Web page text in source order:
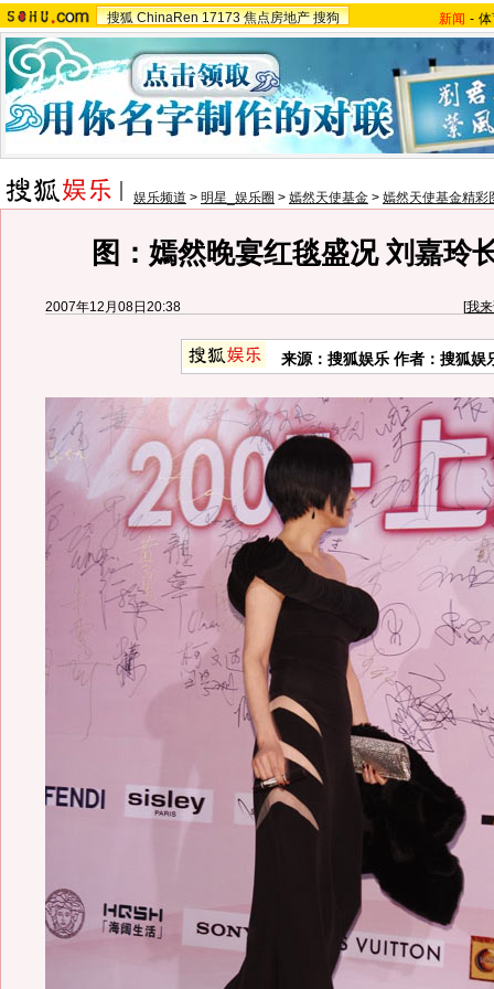
搜狐 ChinaRen 17173 焦点房地产 搜狗 新闻 -
娱乐频道 > 明星_娱乐圈 > 嫣然天使基金 > 嫣然天使基金精彩
图：嫣然晚宴红毯盛况 刘嘉玲
2007年12月08日20:38 [我
来源：搜狐娱乐 作者：搜狐娱